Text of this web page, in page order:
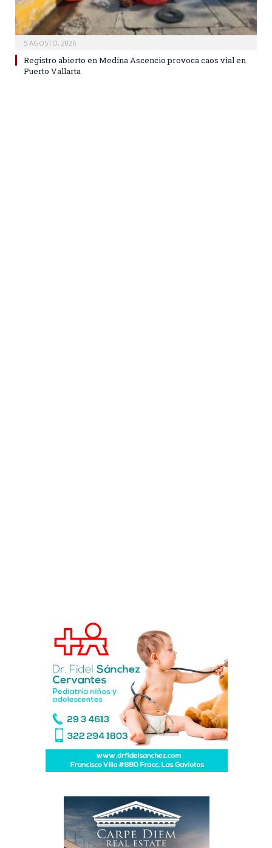
5 AGOSTO, 2026
Registro abierto en Medina Ascencio provoca caos vial en
Puerto Vallarta